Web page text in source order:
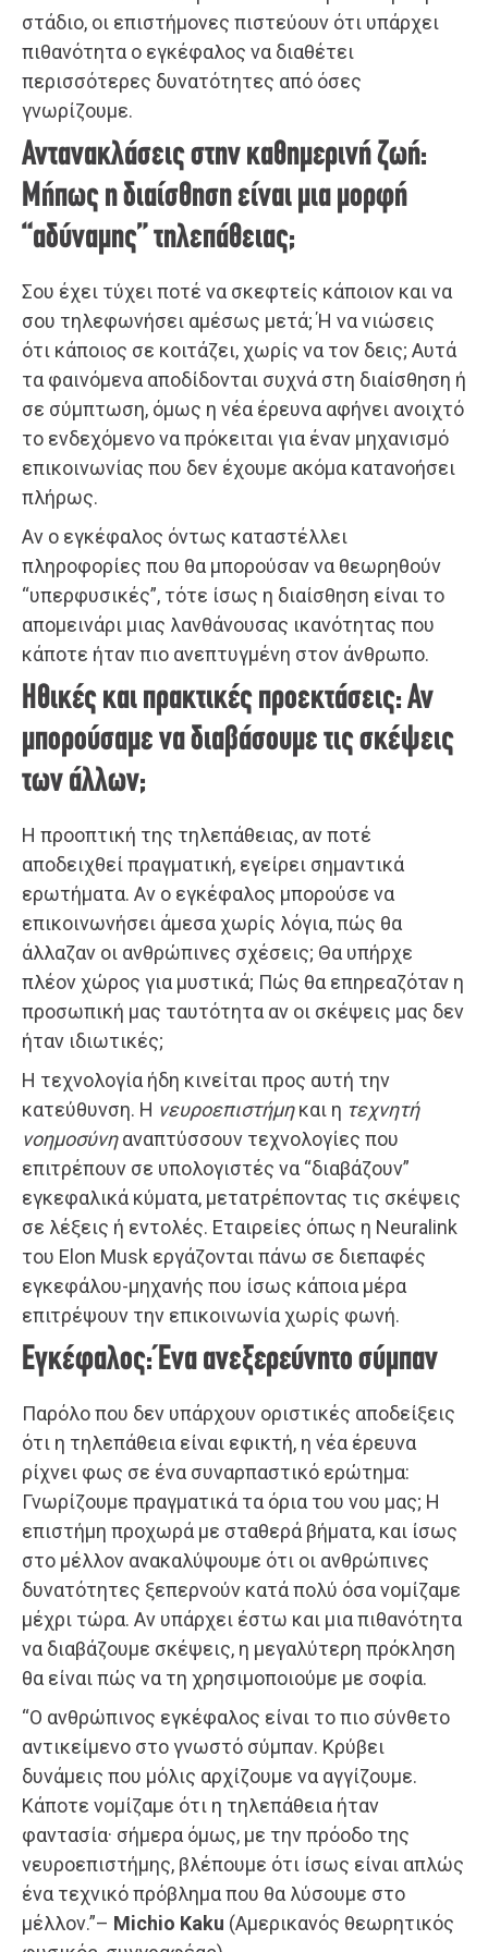
στάδιο, οι επιστήμονες πιστεύουν ότι υπάρχει
πιθανότητα ο εγκέφαλος να διαθέτει
περισσότερες δυνατότητες από όσες
γνωρίζουμε.
Αντανακλάσεις στην καθημερινή ζωή:
Μήπως η διαίσθηση είναι μια μορφή
“αδύναμης” τηλεπάθειας;
Σου έχει τύχει ποτέ να σκεφτείς κάποιον και να
σου τηλεφωνήσει αμέσως μετά; Ή να νιώσεις
ότι κάποιος σε κοιτάζει, χωρίς να τον δεις; Αυτά
τα φαινόμενα αποδίδονται συχνά στη διαίσθηση ή
σε σύμπτωση, όμως η νέα έρευνα αφήνει ανοιχτό
το ενδεχόμενο να πρόκειται για έναν μηχανισμό
επικοινωνίας που δεν έχουμε ακόμα κατανοήσει
πλήρως.
Αν ο εγκέφαλος όντως καταστέλλει
πληροφορίες που θα μπορούσαν να θεωρηθούν
“υπερφυσικές”, τότε ίσως η διαίσθηση είναι το
απομεινάρι μιας λανθάνουσας ικανότητας που
κάποτε ήταν πιο ανεπτυγμένη στον άνθρωπο.
Ηθικές και πρακτικές προεκτάσεις: Αν
μπορούσαμε να διαβάσουμε τις σκέψεις
των άλλων;
Η προοπτική της τηλεπάθειας, αν ποτέ
αποδειχθεί πραγματική, εγείρει σημαντικά
ερωτήματα. Αν ο εγκέφαλος μπορούσε να
επικοινωνήσει άμεσα χωρίς λόγια, πώς θα
άλλαζαν οι ανθρώπινες σχέσεις; Θα υπήρχε
πλέον χώρος για μυστικά; Πώς θα επηρεαζόταν η
προσωπική μας ταυτότητα αν οι σκέψεις μας δεν
ήταν ιδιωτικές;
Η τεχνολογία ήδη κινείται προς αυτή την
κατεύθυνση. Η νευροεπιστήμηκαι η τεχνητή
νοημοσύνηαναπτύσσουν τεχνολογίες που
επιτρέπουν σε υπολογιστές να “διαβάζουν”
εγκεφαλικά κύματα, μετατρέποντας τις σκέψεις
σε λέξεις ή εντολές. Εταιρείες όπως η Neuralink
του Elon Musk εργάζονται πάνω σε διεπαφές
εγκεφάλου-μηχανής που ίσως κάποια μέρα
επιτρέψουν την επικοινωνία χωρίς φωνή.
Εγκέφαλος: Ένα ανεξερεύνητο σύμπαν
Παρόλο που δεν υπάρχουν οριστικές αποδείξεις
ότι η τηλεπάθεια είναι εφικτή, η νέα έρευνα
ρίχνει φως σε ένα συναρπαστικό ερώτημα:
Γνωρίζουμε πραγματικά τα όρια του νου μας; Η
επιστήμη προχωρά με σταθερά βήματα, και ίσως
στο μέλλον ανακαλύψουμε ότι οι ανθρώπινες
δυνατότητες ξεπερνούν κατά πολύ όσα νομίζαμε
μέχρι τώρα. Αν υπάρχει έστω και μια πιθανότητα
να διαβάζουμε σκέψεις, η μεγαλύτερη πρόκληση
θα είναι πώς να τη χρησιμοποιούμε με σοφία.
“Ο ανθρώπινος εγκέφαλος είναι το πιο σύνθετο
αντικείμενο στο γνωστό σύμπαν. Κρύβει
δυνάμεις που μόλις αρχίζουμε να αγγίζουμε.
Κάποτε νομίζαμε ότι η τηλεπάθεια ήταν
φαντασία· σήμερα όμως, με την πρόοδο της
νευροεπιστήμης, βλέπουμε ότι ίσως είναι απλώς
ένα τεχνικό πρόβλημα που θα λύσουμε στο
μέλλον.”– Michio Kaku (Αμερικανός θεωρητικός